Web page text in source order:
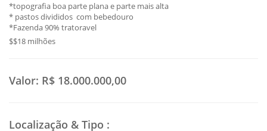
*topografia boa parte plana e parte mais alta
* pastos divididos com bebedouro
*Fazenda 90% tratoravel
$$18 milhões
Valor: R$ 18.000.000,00
Localização & Tipo :